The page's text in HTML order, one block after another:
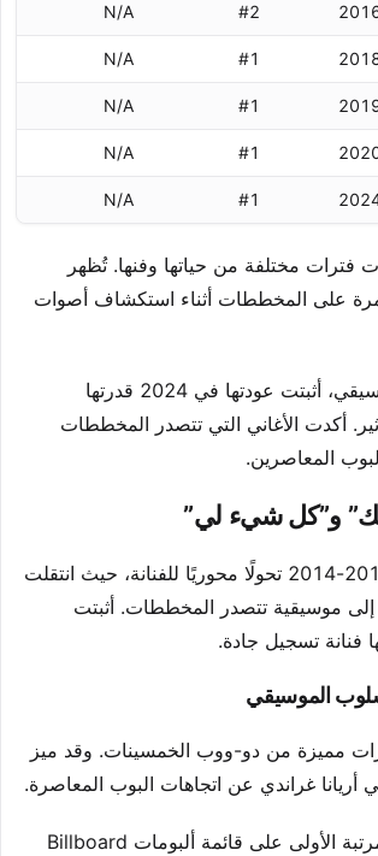
#2
N/A
#1
N/A
#1
N/A
#1
N/A
#1
N/A
فترات مختلفة من حياتها وفنها. تُظهر
على المخططات أثناء استكشاف أصوات
بعد فترة توقف موسيقي، أثبتت عودتها في 2024 قدرتها
أكدت الأغاني التي تتصدر المخططات
المعاصرين.
و”كل شيء لي”
سجلت السنوات 2013-2014 تحولًا محوريًا للفنانة، حيث انتقلت
إلى موسيقية تتصدر المخططات. أثبتت
فنانة تسجيل جادة.
الموسيقي
مميزة من دو-ووب الخمسينات. وقد ميز
أريانا غراندي عن اتجاهات البوب المعاصرة.
ظهر الألبوم في المرتبة الأولى على قائمة ألبومات Billboard